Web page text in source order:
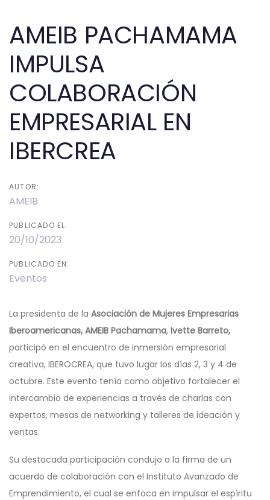
AMEIB PACHAMAMA
IMPULSA
COLABORACIÓN
EMPRESARIAL EN
IBERCREA
AUTOR:
AMEIB
PUBLICADO EL:
20/10/2023
PUBLICADO EN:
Eventos
La presidenta de la Asociación de Mujeres Empresarias
Iberoamericanas, AMEIB Pachamama, Ivette Barreto,
participó en el encuentro de inmersión empresarial
creativa, IBEROCREA, que tuvo lugar los días 2, 3 y 4 de
octubre. Este evento tenía como objetivo fortalecer el
intercambio de experiencias a través de charlas con
expertos, mesas de networking y talleres de ideación y
ventas.
Su destacada participación condujo a la firma de un
acuerdo de colaboración con el Instituto Avanzado de
Emprendimiento, el cual se enfoca en impulsar el espíritu
navigation